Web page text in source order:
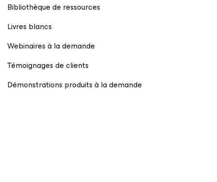
Bibliothèque de ressources
Livres blancs
Webinaires à la demande
Témoignages de clients
Démonstrations produits à la demande